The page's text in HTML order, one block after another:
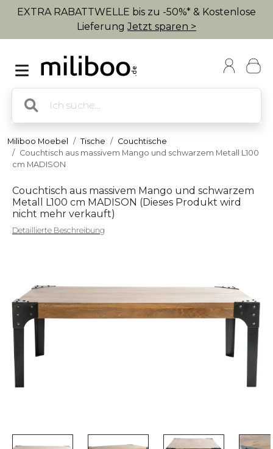
EXTRA RABATTWELLE bis zu -50%* & Kostenlose
LieferungJetzt sparen >
Miliboo Moebel Tische
Couchtische
Couchtisch aus massivem Mango und schwarzem Metall L100
cm MADISON
Couchtisch aus massivem Mango und schwarzem
Metall L100 cm MADISON (Dieses Produkt wird
nicht mehr verkauft)
Detaillierte Beschreibung